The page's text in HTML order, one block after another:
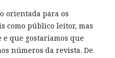
orientada para os
como público leitor, mas
que gostaríamos que
números da revista. De